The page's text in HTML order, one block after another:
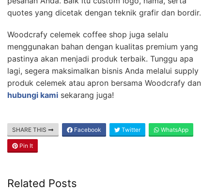
quotes yang dicetak dengan teknik grafir dan bordir.
Woodcrafy celemek coffee shop juga selalu
menggunakan bahan dengan kualitas premium yang
pastinya akan menjadi produk terbaik. Tunggu apa
lagi, segera maksimalkan bisnis Anda melalui supply
produk celemek atau apron bersama Woodcrafy dan
hubungi kami sekarang juga!
SHARE THIS Facebook Twitter WhatsApp
Pin It
Related Posts